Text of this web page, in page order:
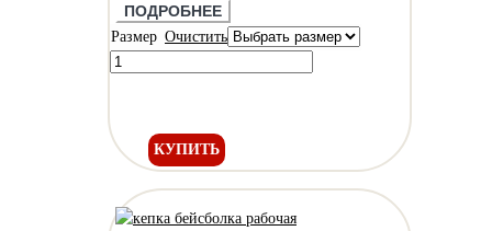
ПОДРОБНЕЕ
Размер Очистить
КУПИТЬ